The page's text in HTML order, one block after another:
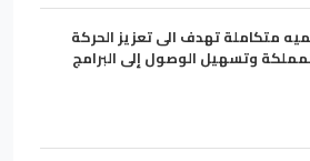
متكاملة تهدف الى تعزيز الحركة
وتسهيل الوصول إلى البرامج